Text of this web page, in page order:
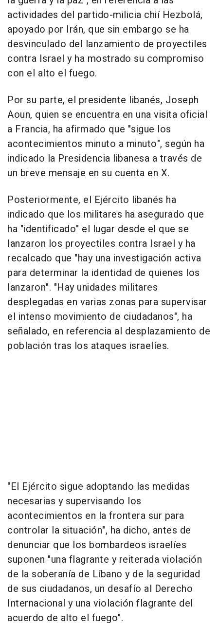
actividades del partido-milicia chií Hezbolá,
apoyado por Irán, que sin embargo se ha
desvinculado del lanzamiento de proyectiles
contra Israel y ha mostrado su compromiso
con el alto el fuego.
Por su parte, el presidente libanés, Joseph
Aoun, quien se encuentra en una visita oficial
a Francia, ha afirmado que "sigue los
acontecimientos minuto a minuto", según ha
indicado la Presidencia libanesa a través de
un breve mensaje en su cuenta en X.
Posteriormente, el Ejército libanés ha
indicado que los militares ha asegurado que
ha "identificado" el lugar desde el que se
lanzaron los proyectiles contra Israel y ha
recalcado que "hay una investigación activa
para determinar la identidad de quienes los
lanzaron". "Hay unidades militares
desplegadas en varias zonas para supervisar
el intenso movimiento de ciudadanos", ha
señalado, en referencia al desplazamiento de
población tras los ataques israelíes.
"El Ejército sigue adoptando las medidas
necesarias y supervisando los
acontecimientos en la frontera sur para
controlar la situación", ha dicho, antes de
denunciar que los bombardeos israelíes
suponen "una flagrante y reiterada violación
de la soberanía de Líbano y de la seguridad
de sus ciudadanos, un desafío al Derecho
Internacional y una violación flagrante del
acuerdo de alto el fuego".